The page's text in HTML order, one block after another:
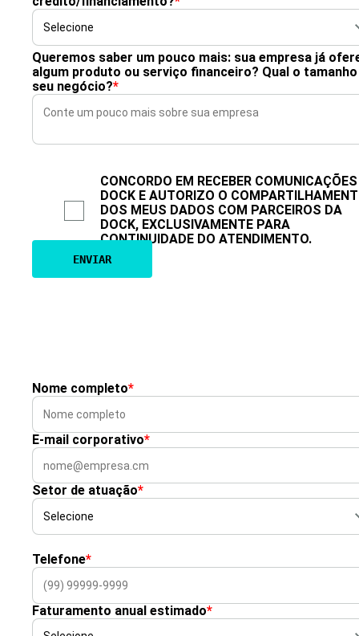
Queremos saber um pouco mais: sua empresa já
algum produto ou serviço financeiro? Qual o
seu negócio?*
CONCORDO EM RECEBER
DOCK E AUTORIZO O
DOS MEUS DADOS COM PARCEIROS DA
DOCK, EXCLUSIVAMENTE PARA
CONTINUIDADE DO ATENDIMENTO.
Nome completo*
E-mail corporativo*
Setor de atuação*
Telefone*
Faturamento anual estimado*